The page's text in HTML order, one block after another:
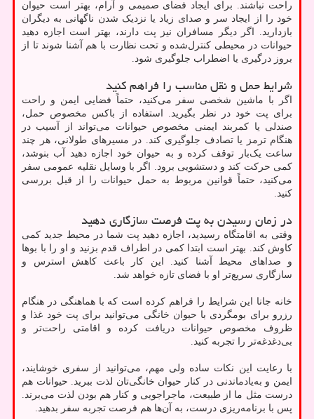
راحت نباشند. برای ایجاد فضای صمیمی و آرام، بهتر است حیوان
خود را از ایجاد سر و صدای زیاد یا نزدیک شدن ناگهانی به دیگران
بازدارید. اگر دیگر مسافران نیز پت دارند، بهتر است اجازه دهید
حیوانات در محیطی کنترل‌شده و تحت نظارت با هم آشنا شوند تا از
بروز درگیری یا اضطراب جلوگیری شود.
شرایط حمل و نقل مناسب را فراهم کنید
اگر با ماشین شخصی سفر می‌کنید، حتماً فضایی ایمن و راحت
برای پت خود در نظر بگیرید. استفاده از باکس مخصوص حمل،
صندلی یا کمربند ایمنی مخصوص حیوانات می‌تواند از آسیب در
هنگام ترمز یا تصادف جلوگیری کند. در مسیرهای طولانی، هر چند
ساعت یک‌بار توقف کرده و به حیوان خود اجازه دهید آب بنوشد،
کمی حرکت کند و دستشویی برود. اگر با وسایل نقلیه عمومی سفر
می‌کنید، حتماً قوانین مربوط به حمل حیوانات را از قبل بررسی
کنید.
در زمان رسیدن به پت فرصت سازگاری دهید
وقتی به اقامتگاه رسیدید، اجازه دهید پت شما در محیط جدید کمی
کاوش کند. بهتر است ابتدا کمی در اطراف قدم بزنید و او را با بوها
و صداهای محیط آشنا کنید. این کار باعث کاهش استرس و
سازگاری سریع‌تر او با فضای تازه خواهد شد.
خانه جانا این شرایط را فراهم کرده است که با هماهنگی در هنگام
رزرو برای بومگردی با حیوان خانگی می‌توانید برای پت خود غذا و
ظروف مخصوص حیوانات دریافت کرده و اقامتی راحت‌تر و
بی‌دغدغه‌تر را تجربه کنید.
با رعایت این نکات ساده ولی مهم، می‌توانید از سفری خوشایند،
ایمن و به‌یادماندنی در کنار حیوان خانگی‌تان لذت ببرید. حیوانات هم
درست مثل ما از طبیعت، ماجراجویی و کنار هم بودن لذت می‌برند.
پس با برنامه‌ریزی درست، به آن‌ها هم فرصت تجربه سفر بدهید.